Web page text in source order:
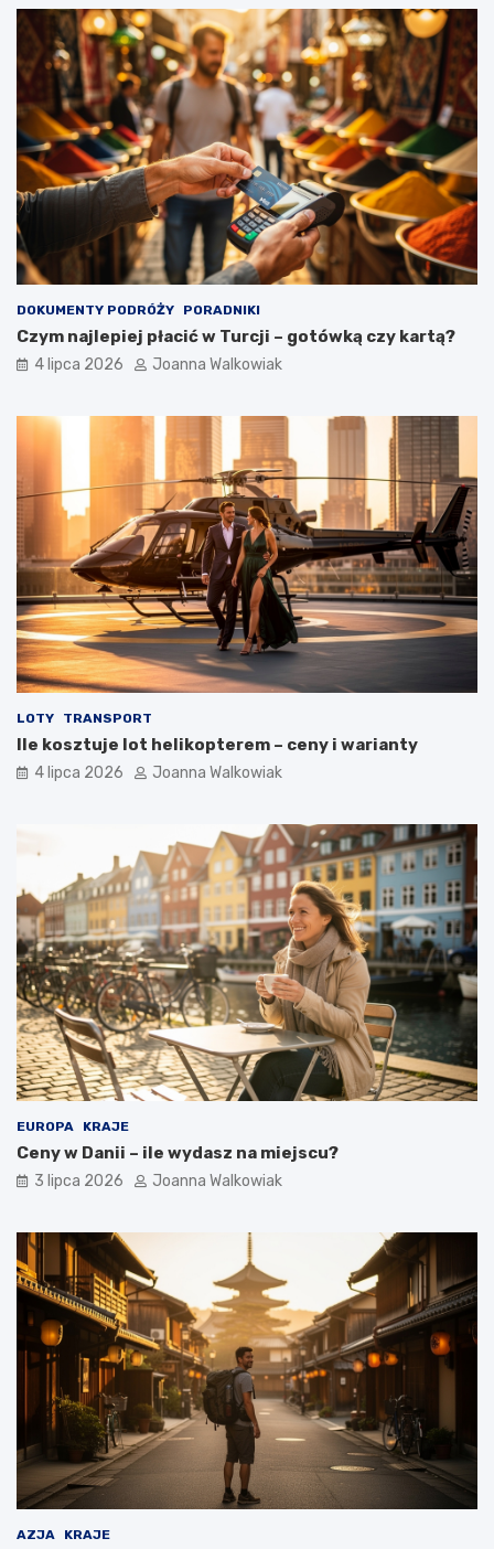
DOKUMENTY PODRÓŻY PORADNIKI
Czym najlepiej płacić w Turcji – gotówką czy kartą?
4 lipca 2026 Joanna Walkowiak
LOTY TRANSPORT
Ile kosztuje lot helikopterem – ceny i warianty
4 lipca 2026 Joanna Walkowiak
EUROPA KRAJE
Ceny w Danii – ile wydasz na miejscu?
3 lipca 2026 Joanna Walkowiak
AZJA KRAJE